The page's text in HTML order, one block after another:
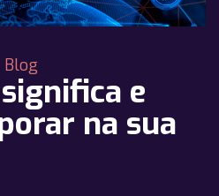
Blog
e
na sua